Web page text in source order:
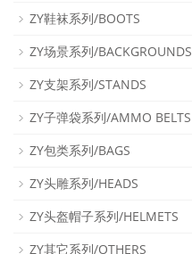
ZY鞋袜系列/BOOTS
ZY场景系列/BACKGROUNDS
ZY支架系列/STANDS
ZY子弹袋系列/AMMO BELTS
ZY包类系列/BAGS
ZY头雕系列/HEADS
ZY头盔帽子系列/HELMETS
ZY其它系列/OTHERS